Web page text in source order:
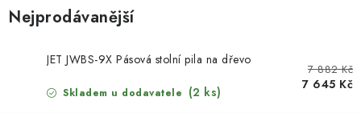
ELEKTRONÁŘADÍ
LEPENÍ A SPOJOVÁNÍ
RUČNÍ NÁŘADÍ, PŘÍPRAVKY
Nejprodávanější
JET JWBS-9X Pásová stolní pila na dřevo
Skladem u dodavatele (2 ks)
7 882 Kč
7 645 Kč